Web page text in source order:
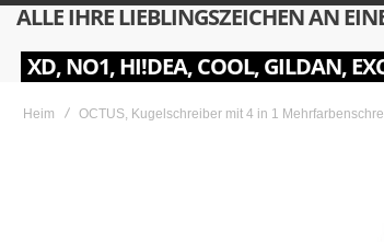
ALLE IHRE LIEBLINGSZEICHEN AN
XD, NO1, HI!DEA, COOL, GILDAN,
Heim OCTUS, Kugelschreiber mit 4 in 1